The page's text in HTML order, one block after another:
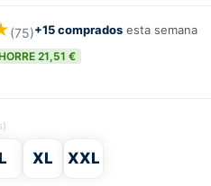
(75)+15 comprados esta semana
21,51 €
L XL XXL